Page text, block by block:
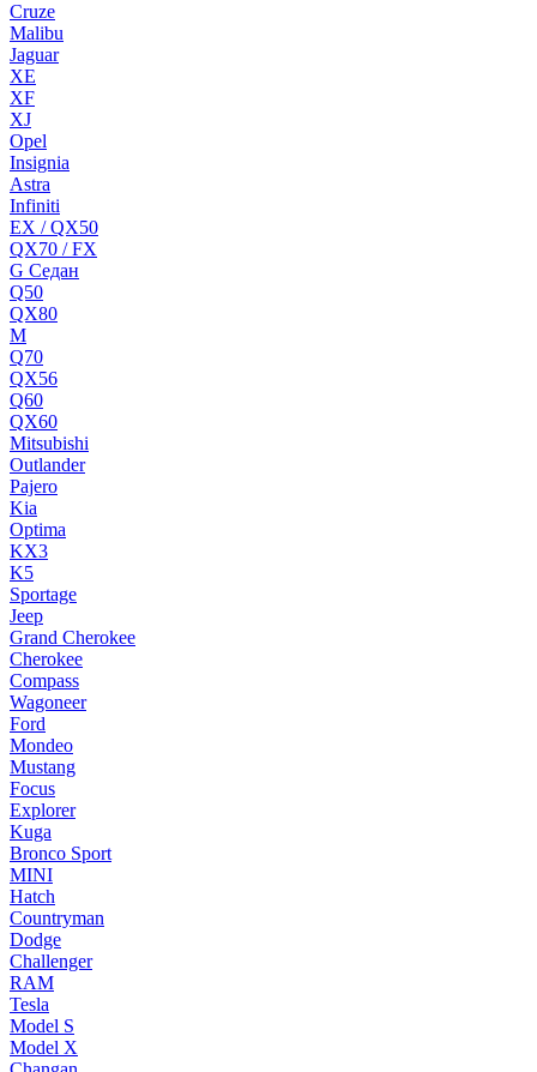
Cruze
Malibu
Jaguar
XE
XF
XJ
Opel
Insignia
Astra
Infiniti
EX / QX50
QX70 / FX
G Cедан
Q50
QX80
M
Q70
QX56
Q60
QX60
Mitsubishi
Outlander
Pajero
Kia
Optima
KX3
K5
Sportage
Jeep
Grand Cherokee
Cherokee
Compass
Wagoneer
Ford
Mondeo
Mustang
Focus
Explorer
Kuga
Bronco Sport
MINI
Hatch
Countryman
Dodge
Challenger
RAM
Tesla
Model S
Model X